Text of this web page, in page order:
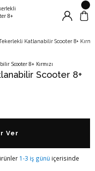
Katlanabilir Scooter 8+
Scooter 8+
Ver
1-3 iş günü içerisinde